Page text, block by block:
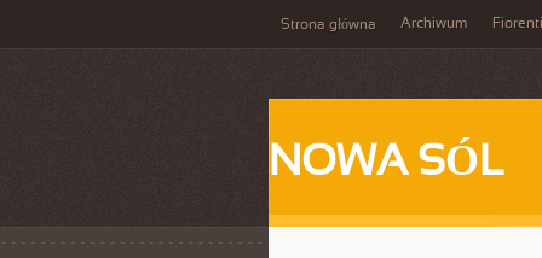
Strona główna Archiwum
NOWA SÓL